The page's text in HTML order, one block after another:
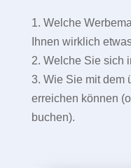
1. Welche
Ihnen wirklich
2. Welche Sie sich
3. Wie Sie mit dem
erreichen können
buchen).